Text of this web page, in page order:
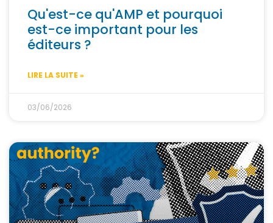
Qu'est-ce qu'AMP et pourquoi
est-ce important pour les
éditeurs ?
LIRE LA SUITE »
03/06/2026